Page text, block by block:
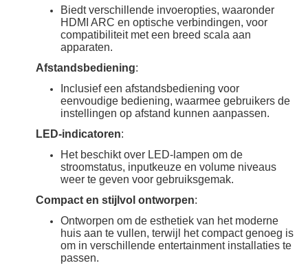
Biedt verschillende invoeropties, waaronder
HDMI ARC en optische verbindingen, voor
compatibiliteit met een breed scala aan
apparaten.
Afstandsbediening:
Inclusief een afstandsbediening voor
eenvoudige bediening, waarmee gebruikers de
instellingen op afstand kunnen aanpassen.
LED-indicatoren:
Het beschikt over LED-lampen om de
stroomstatus, inputkeuze en volume niveaus
weer te geven voor gebruiksgemak.
Compact en stijlvol ontworpen:
Ontworpen om de esthetiek van het moderne
huis aan te vullen, terwijl het compact genoeg is
om in verschillende entertainment installaties te
passen.